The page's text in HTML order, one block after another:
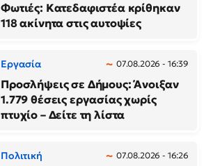
Φωτιές: Κατεδαφιστέα κρίθηκαν
118 ακίνητα στις αυτοψίες
Εργασία 07.08.2026 - 16:39
Προσλήψεις σε Δήμους: Άνοιξαν
1.779 θέσεις εργασίας χωρίς
πτυχίο – Δείτε τη λίστα
Πολιτική 07.08.2026 - 16:26